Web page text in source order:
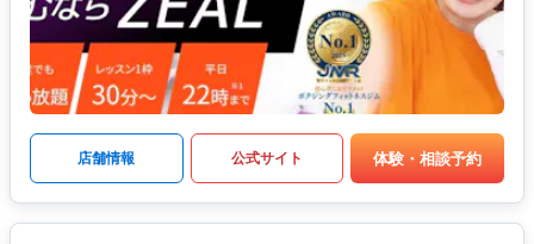
店舗情報 公式サイト 体験・相談予約